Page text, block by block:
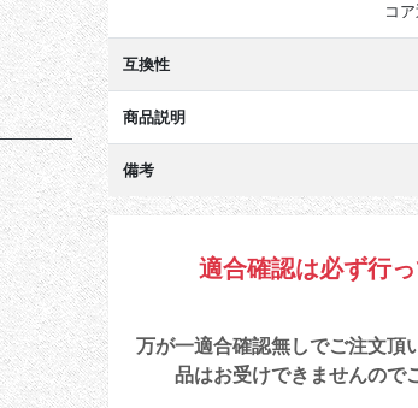
コ
互換性
商品説明
備考
適合確認は必ず行
万が一適合確認無しでご注文頂
品はお受けできませんので